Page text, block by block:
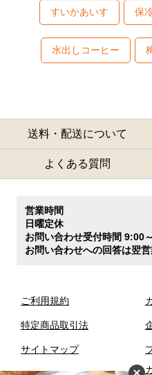
すいかあいす 保
水出しコーヒー
送料・配送について
よくある質問
営業時間
日曜定休
お問い合わせ受付時間 9:00
お問い合わせへの回答は翌営
ご利用規約
特定商品取引法
サイトマップ